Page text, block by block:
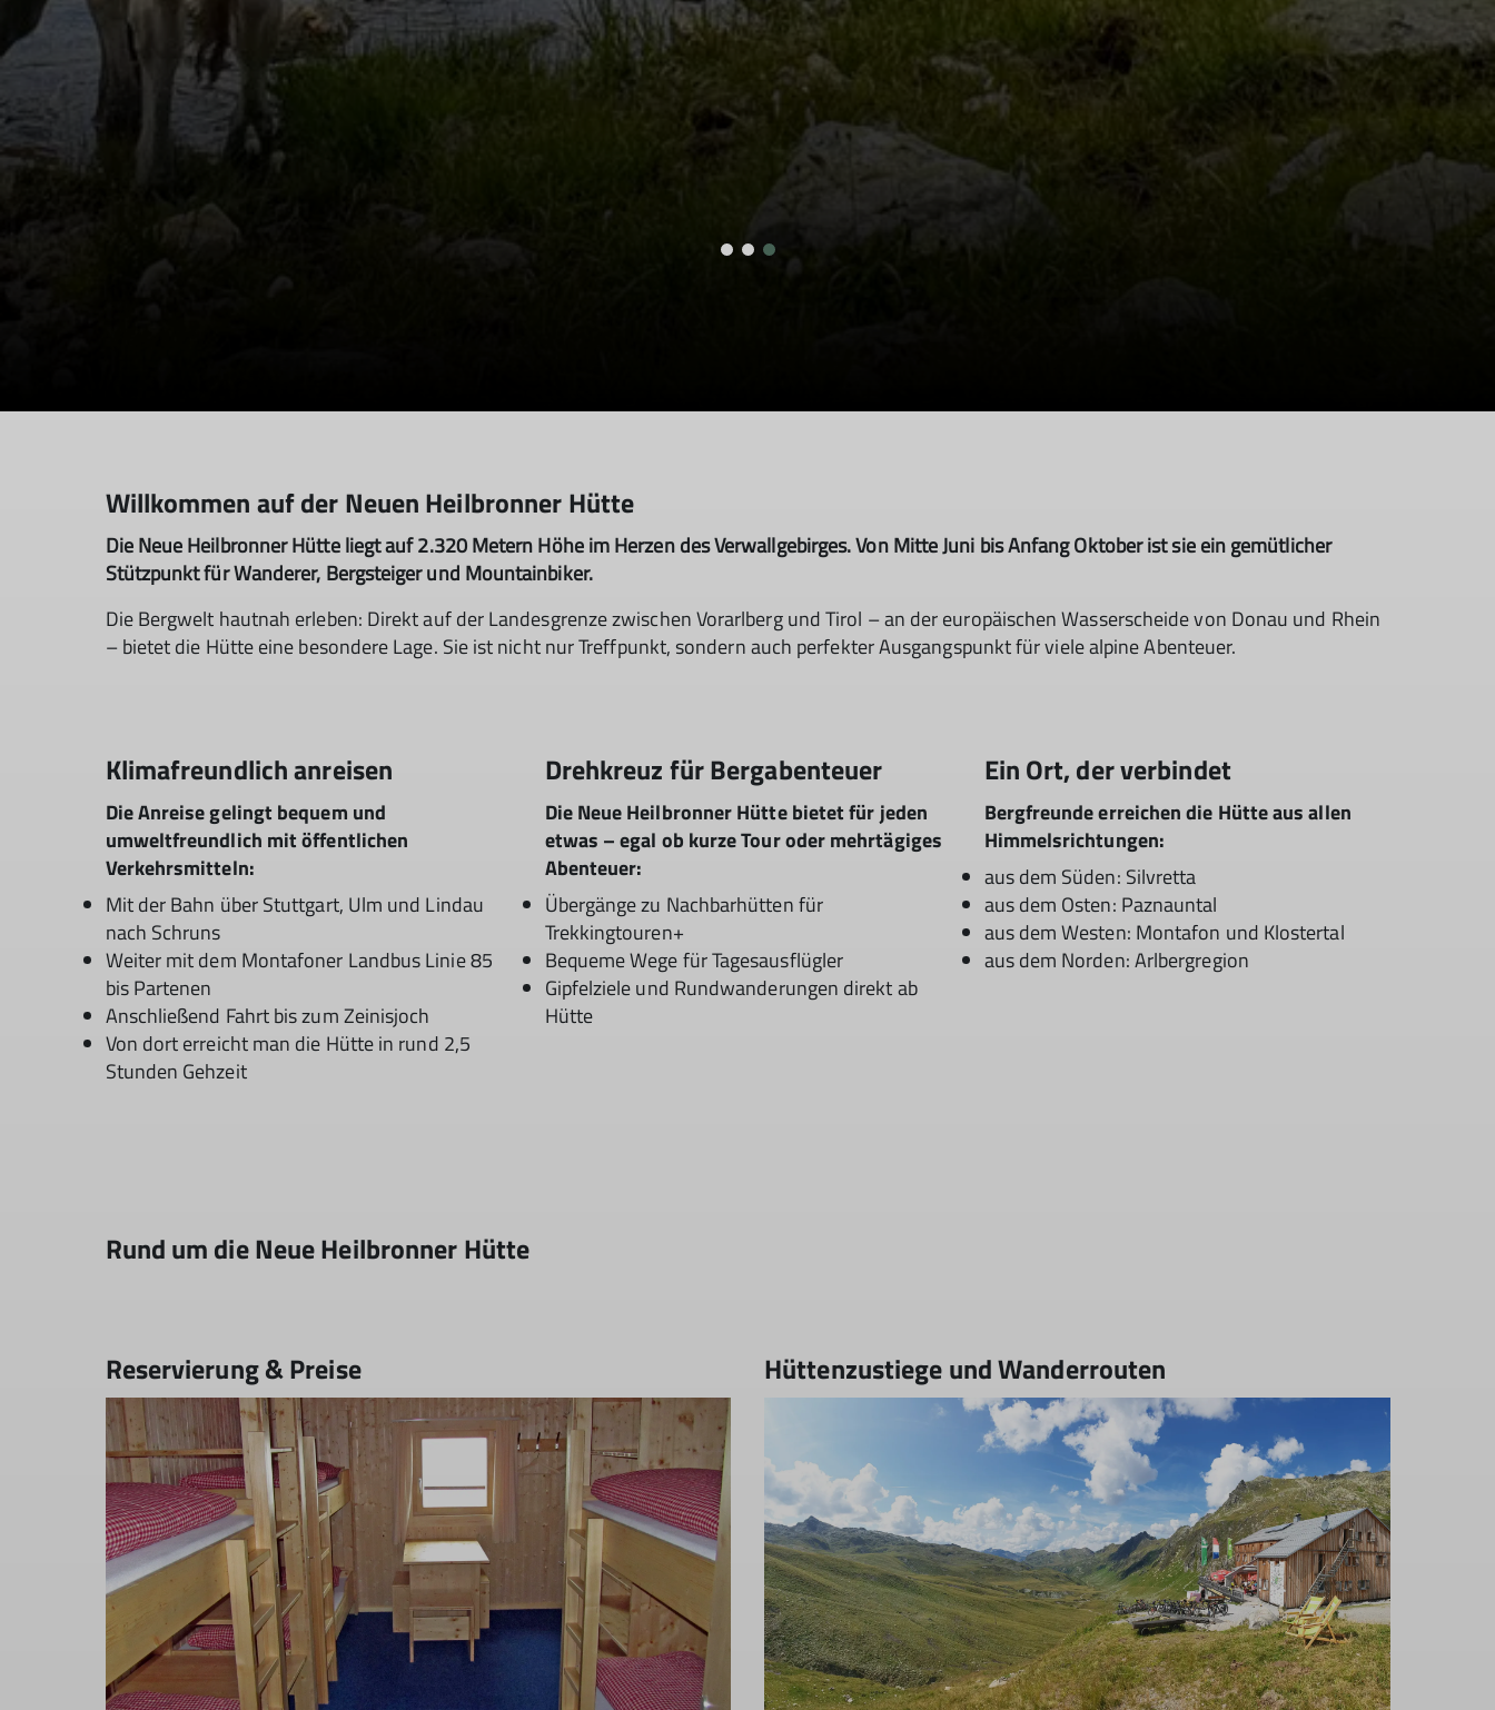
Alpine Landschaft, klare Bergluft und eindrucksvolle Ausblicke – hier beginnt dein Abenteuer: Ein gemütlicher Stützpunkt auf 2.320 Metern
Höhe – ideal für Wanderer, Bergsteiger und Mountainbiker.
Willkommen auf der Neuen Heilbronner Hütte
Die Neue Heilbronner Hütte liegt auf 2.320 Metern Höhe im Herzen des Verwallgebirges. Von Mitte Juni bis Anfang Oktober ist sie ein gemütlicher
Stützpunkt für Wanderer, Bergsteiger und Mountainbiker.
Die Bergwelt hautnah erleben: Direkt auf der Landesgrenze zwischen Vorarlberg und Tirol – an der europäischen Wasserscheide von Donau und Rhein
– bietet die Hütte eine besondere Lage. Sie ist nicht nur Treffpunkt, sondern auch perfekter Ausgangspunkt für viele alpine Abenteuer.
Klimafreundlich anreisen
Die Anreise gelingt bequem und
umweltfreundlich mit öffentlichen
Verkehrsmitteln:
Mit der Bahn über Stuttgart, Ulm und Lindau
nach Schruns
Weiter mit dem Montafoner Landbus Linie 85
bis Partenen
Anschließend Fahrt bis zum Zeinisjoch
Von dort erreicht man die Hütte in rund 2,5
Stunden Gehzeit
Drehkreuz für Bergabenteuer
Die Neue Heilbronner Hütte bietet für jeden
etwas – egal ob kurze Tour oder mehrtägiges
Abenteuer:
Übergänge zu Nachbarhütten für
Trekkingtouren+
Bequeme Wege für Tagesausflügler
Gipfelziele und Rundwanderungen direkt ab
Hütte
Ein Ort, der verbindet
Bergfreunde erreichen die Hütte aus allen
Himmelsrichtungen:
aus dem Süden: Silvretta
aus dem Osten: Paznauntal
aus dem Westen: Montafon und Klostertal
aus dem Norden: Arlbergregion
Rund um die Neue Heilbronner Hütte
Reservierung & Preise Hüttenzustiege und Wanderrouten